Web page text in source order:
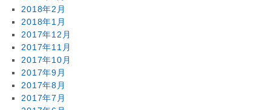
2018年2月
2018年1月
2017年12月
2017年11月
2017年10月
2017年9月
2017年8月
2017年7月